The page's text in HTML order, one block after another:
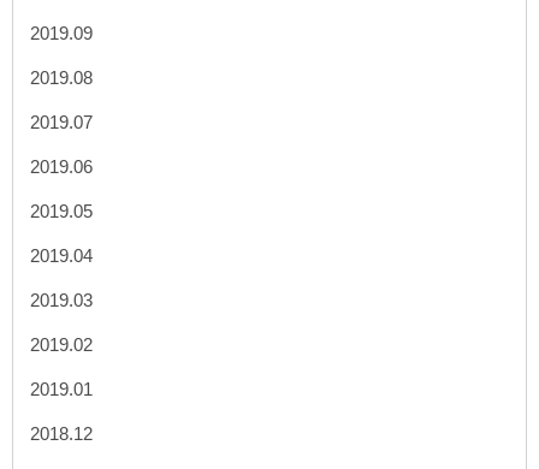
2019.09
2019.08
2019.07
2019.06
2019.05
2019.04
2019.03
2019.02
2019.01
2018.12